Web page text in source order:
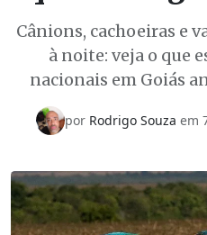
Cânions, cachoeiras e
à noite: veja o que
nacionais em Goiás
por Rodrigo Souza em